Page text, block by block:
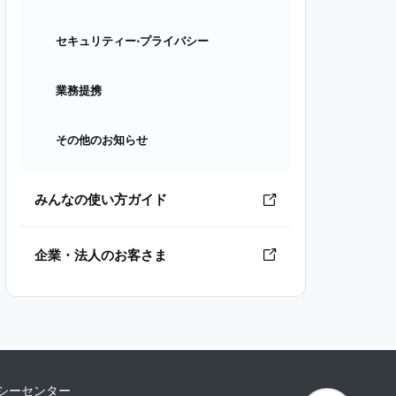
セキュリティー⋅プライバシー
業務提携
その他のお知らせ
みんなの使い方ガイド
企業・法人のお客さま
ーセンター